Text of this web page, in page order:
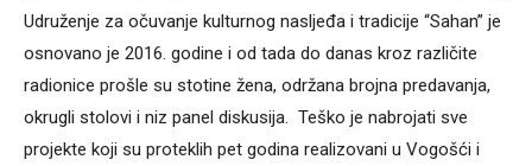
Udruženje za očuvanje kulturnog nasljeđa i tradicije “Sahan” je
osnovano je 2016. godine i od tada do danas kroz različite
radionice prošle su stotine žena, održana brojna predavanja,
okrugli stolovi i niz panel diskusija. Teško je nabrojati sve
projekte koji su proteklih pet godina realizovani u Vogošći i